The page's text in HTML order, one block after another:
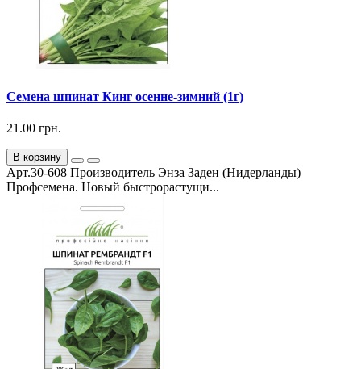
Семена шпинат Кинг осенне-зимний (1г)
21.00 грн.
В корзину
Арт.30-608 Производитель Энза Заден (Нидерланды)
Профсемена. Новый быстрорастущи...